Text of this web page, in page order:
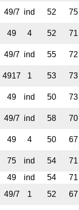
49/7 ind 52 75
49 4 52 71
49/7 ind 55 72
4917 1 53 73
49 ind 50 73
49/7 ind 58 70
49 4 50 67
75 ind 54
71
49 ind 54
71
49/7 1 52 67